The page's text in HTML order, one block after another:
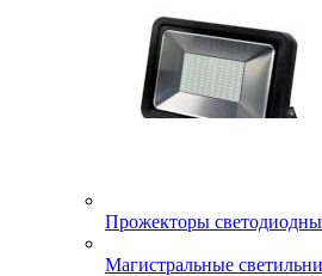
Прожекторы
Магистральные